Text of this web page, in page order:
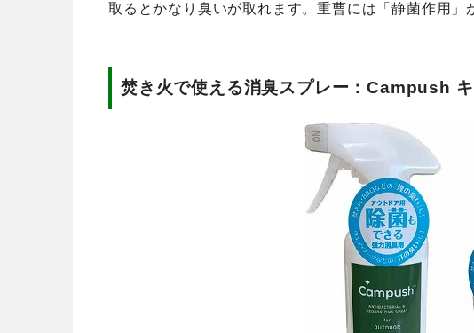
取るとかなり臭いが取れます。重曹には「静菌作用」
焚き火で使える消臭スプレー：Campush